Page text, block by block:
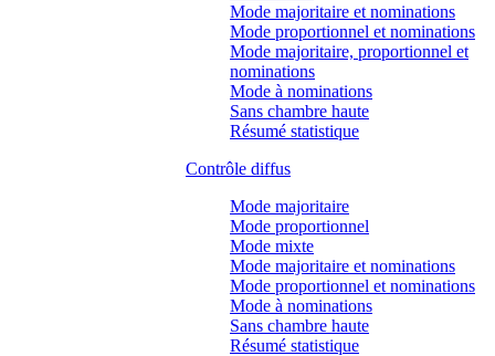
Mode majoritaire et nominations
Mode proportionnel et nominations
Mode majoritaire, proportionnel et
nominations
Mode à nominations
Sans chambre haute
Résumé statistique
Contrôle diffus
Mode majoritaire
Mode proportionnel
Mode mixte
Mode majoritaire et nominations
Mode proportionnel et nominations
Mode à nominations
Sans chambre haute
Résumé statistique